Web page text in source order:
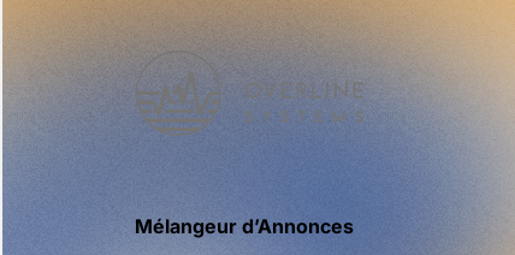
Mélangeur d’Annonces